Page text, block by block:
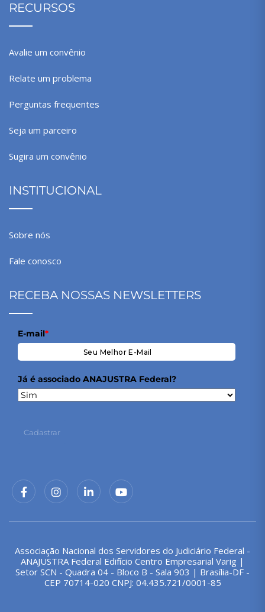
RECURSOS
Avalie um convênio
Relate um problema
Perguntas frequentes
Seja um parceiro
Sugira um convênio
INSTITUCIONAL
Sobre nós
Fale conosco
RECEBA NOSSAS NEWSLETTERS
E-mail*
Já é associado ANAJUSTRA Federal?
Cadastrar
Associação Nacional dos Servidores do Judiciário Federal -
ANAJUSTRA Federal Edifício Centro Empresarial Varig |
Setor SCN - Quadra 04 - Bloco B - Sala 903 | Brasília-DF -
CEP 70714-020 CNPJ: 04.435.721/0001-85